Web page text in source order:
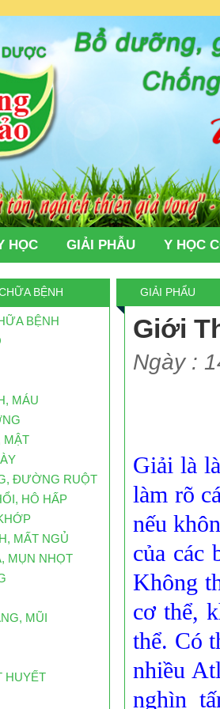
HỌC GIẢI PHẪU Y HỌC
BỆNH
BỆNH
MÁU
MẬT
ĐƯỜNG RUỘT
HÔ HẤP
MẤT NGỦ
MỤN NHỌT
MŨI
HUYẾT
VN ĐẾN BỆNH
bệnh nhân ung thư
ung thư tử vong.
ung thư ở VN
ở giai đoạn muộn.
ung thư/năm: Vì
nghìn đến 160
trong đó có
nghìn người tử vong
ung thư”
nguồn nước
GIẢI PHẨU
Giới
Ngày :
Giải là
làm rõ
nếu
của các
Không
cơ thể,
thể. Có
nhiều
nghìn